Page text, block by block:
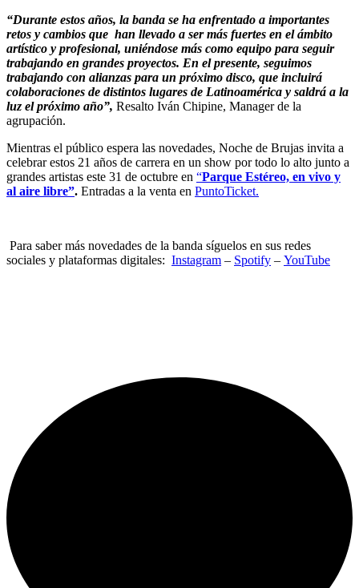
“Durante estos años, la banda se ha enfrentado a importantes
retos y cambios que han llevado a ser más fuertes en el ámbito
artístico y profesional, uniéndose más como equipo para seguir
trabajando en grandes proyectos. En el presente, seguimos
trabajando con alianzas para un próximo disco, que incluirá
colaboraciones de distintos lugares de Latinoamérica y saldrá a la
luz el próximo año”, Resalto Iván Chipine, Manager de la
agrupación.
Mientras el público espera las novedades, Noche de Brujas invita a
celebrar estos 21 años de carrera en un show por todo lo alto junto a
grandes artistas este 31 de octubre en “Parque Estéreo, en vivo y
al aire libre”. Entradas a la venta en PuntoTicket.
Para saber más novedades de la banda síguelos en sus redes
sociales y plataformas digitales: Instagram – Spotify – YouTube